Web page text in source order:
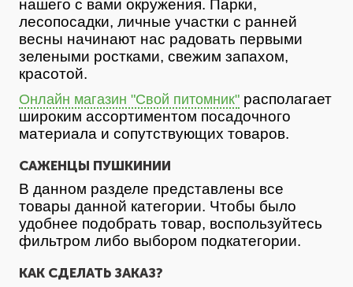
нашего с вами окружения. Парки,
лесопосадки, личные участки с ранней
весны начинают нас радовать первыми
зелеными ростками, свежим запахом,
красотой.
Онлайн магазин "Свой питомник" располагает
широким ассортиментом посадочного
материала и сопутствующих товаров.
САЖЕНЦЫ ПУШКИНИИ
В данном разделе представлены все
товары данной категории. Чтобы было
удобнее подобрать товар, воспользуйтесь
фильтром либо выбором подкатегории.
КАК СДЕЛАТЬ ЗАКАЗ?